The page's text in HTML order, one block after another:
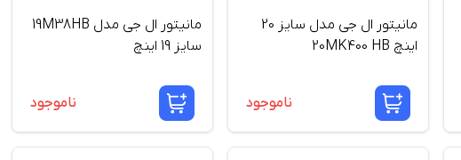
مانیتور ال جی مدل سایز 20
اینچ 20MK400 HB
ناموجود
مانیتور ال جی مدل 19M38HB
سایز 19 اینچ
ناموجود